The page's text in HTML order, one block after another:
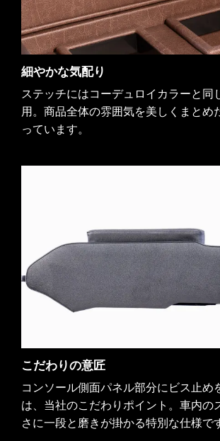
細やかな気配り
ステッチにはコーデュロイカラーと同
用。商品全体の雰囲気を美しくまとめ
っています。
こだわりの意匠
コンソール側面パネル部分にビス止め
は、当社のこだわりポイント。車内の
さに一段と磨きが掛かる特別な仕様で